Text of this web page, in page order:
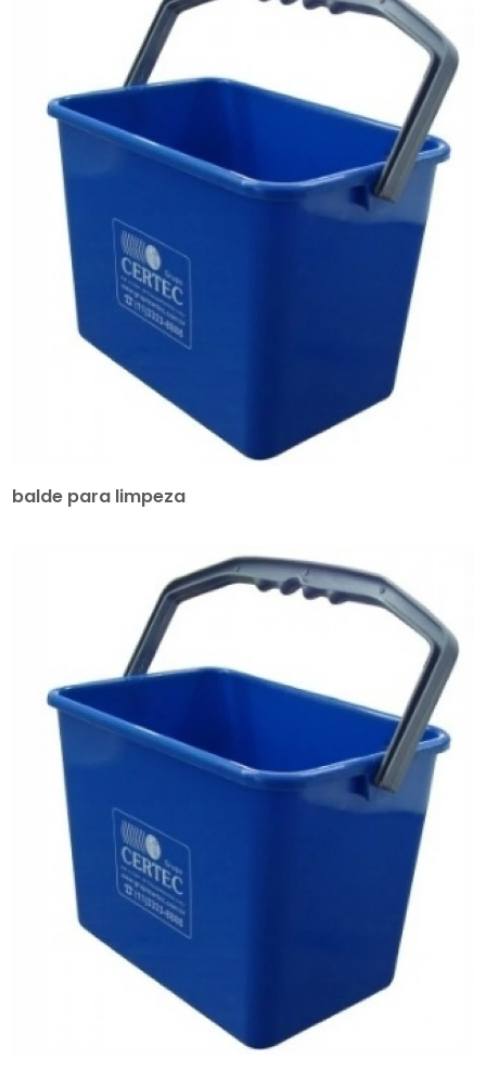
balde para limpeza